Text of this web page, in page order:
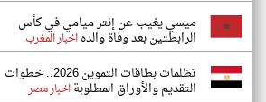
ميسي يغيب عن إنتر ميامي في كأس
الرابطتين بعد وفاة والدهاخبار المغرب
تظلمات بطاقات التموين 2026.. خطوات
التقديم والأوراق المطلوبةاخبار مصر